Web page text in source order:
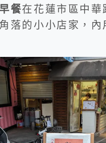
餐在花蓮市區中華
落的小小店家，內